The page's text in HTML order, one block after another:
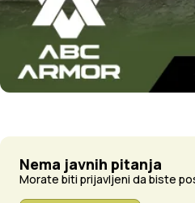
Nema javnih pitanja
Morate biti prijavljeni da biste